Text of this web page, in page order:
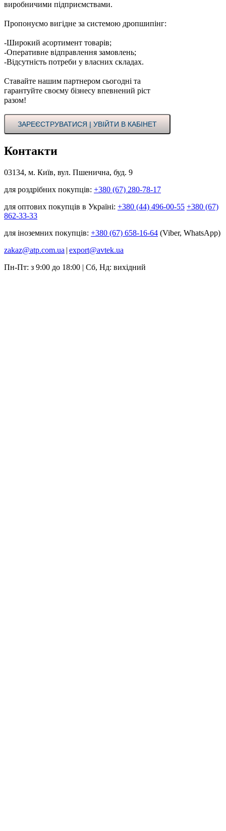
виробничими підприємствами.
Пропонуємо вигідне за системою дропшипінг:
-Широкий асортимент товарів;
-Оперативне відправлення замовлень;
-Відсутність потреби у власних складах.
Ставайте нашим партнером сьогодні та
гарантуйте своєму бізнесу впевнений ріст
разом!
ЗАРЕЄСТРУВАТИСЯ | УВІЙТИ В КАБІНЕТ
Контакти
03134, м. Київ, вул. Пшенична, буд. 9
для роздрібних покупців: +380 (67) 280-78-17
для оптових покупців в Україні: +380 (44) 496-00-55 +380 (67)
862-33-33
для іноземних покупців: +380 (67) 658-16-64 (Viber, WhatsApp)
zakaz@atp.com.ua | export@avtek.ua
Пн-Пт: з 9:00 до 18:00 | Сб, Нд: вихідний